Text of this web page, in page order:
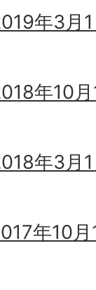
年3月
年10
年3月
年10